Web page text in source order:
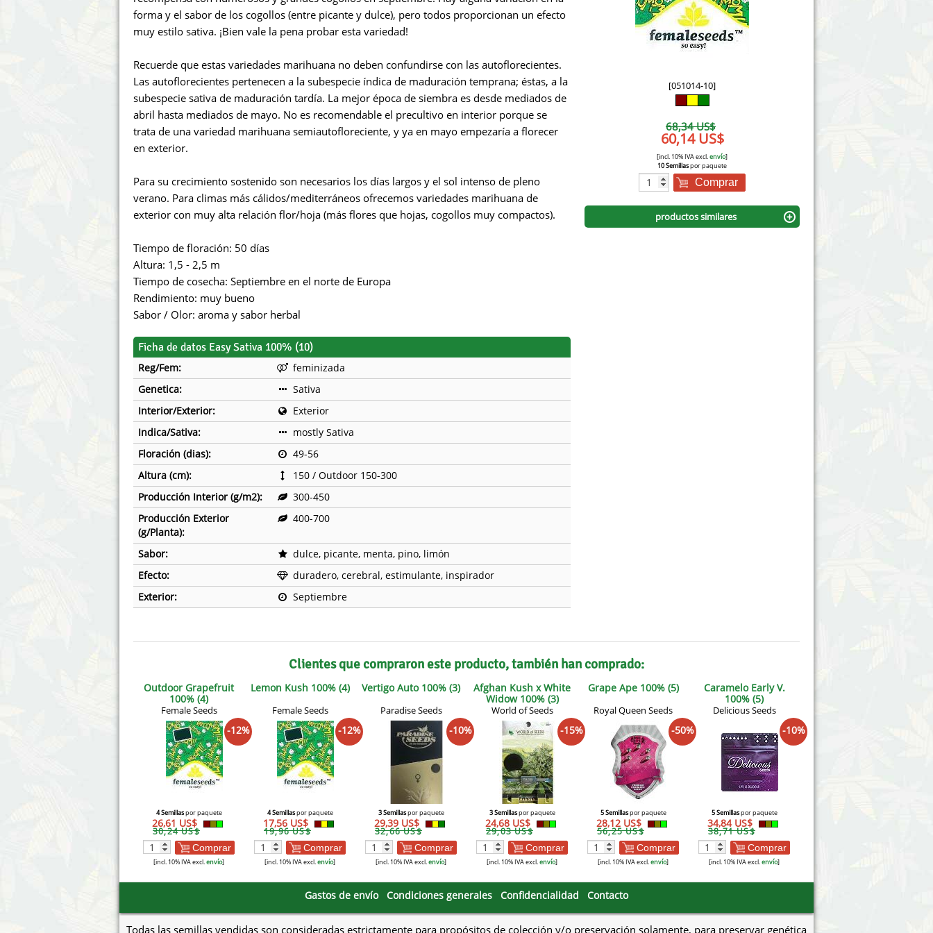
Annabelle´s Garden
Barney's Farm
Blimburn Seeds
Bulk Seed Bank
Bulldog Seeds
Fast Buds
Female Seeds
G13 Labs
Genehtik Seeds
Green Bodhi
Mallorca Seeds
Medical Seeds Co.
Ministry of Cannabis
Paradise Seeds
Seed Stockers
Silent Seeds
Söllner - Vadda's Marijuanabam
Strain Hunters Seedbank
Victory Seeds
Vision Seeds
World of Seeds
CBD Cañamo Industrial
forma y el sabor de los cogollos (entre picante y dulce), pero todos proporcionan un efecto
muy estilo sativa. ¡Bien vale la pena probar esta variedad!
Recuerde que estas variedades marihuana no deben confundirse con las autoflorecientes.
Las autoflorecientes pertenecen a la subespecie índica de maduración temprana; éstas, a la
subespecie sativa de maduración tardía. La mejor época de siembra es desde mediados de
abril hasta mediados de mayo. No es recomendable el precultivo en interior porque se
trata de una variedad marihuana semiautofloreciente, y ya en mayo empezaría a florecer
en exterior.
Para su crecimiento sostenido son necesarios los días largos y el sol intenso de pleno
verano. Para climas más cálidos/mediterráneos ofrecemos variedades marihuana de
exterior con muy alta relación flor/hoja (más flores que hojas, cogollos muy compactos).
Tiempo de floración: 50 días
Altura: 1,5 - 2,5 m
Tiempo de cosecha: Septiembre en el norte de Europa
Rendimiento: muy bueno
Sabor / Olor: aroma y sabor herbal
Ficha de datos Easy Sativa 100% (10)
Reg/Fem:
feminizada
Genetica:
Sativa
Interior/Exterior:
Exterior
Indica/Sativa:
mostly Sativa
Floración (dias):
49-56
Altura (cm):
150 / Outdoor 150-300
Producción Interior (g/m2):
300-450
Producción Exterior
(g/Planta):
400-700
Sabor:
dulce, picante, menta, pino, limón
Efecto:
duradero, cerebral, estimulante, inspirador
Exterior:
Septiembre
[051014-10]
68,34 US$
60,14 US$
[incl. 10% IVA excl.envío]
10 Semillaspor paquete
Comprar
productos similares
Clientes que compraron este producto, también han comprado:
Outdoor Grapefruit
100% (4)
Female Seeds
-12%
4 Semillaspor paquete
26,61 US$
30,24 US$
Comprar
[incl. 10% IVA excl.envío]
Lemon Kush 100% (4)
Female Seeds
-12%
4 Semillaspor paquete
17,56 US$
19,96 US$
Comprar
[incl. 10% IVA excl.envío]
Vertigo Auto 100% (3)
Paradise Seeds
-10%
3 Semillaspor paquete
29,39 US$
32,66 US$
Comprar
[incl. 10% IVA excl.envío]
Afghan Kush x White
Widow 100% (3)
World of Seeds
-15%
3 Semillaspor paquete
24,68 US$
29,03 US$
Comprar
[incl. 10% IVA excl.envío]
Grape Ape 100% (5)
Royal Queen Seeds
-50%
5 Semillaspor paquete
28,12 US$
56,25 US$
Comprar
[incl. 10% IVA excl.envío]
Caramelo Early V.
100% (5)
Delicious Seeds
-10%
5 Semillaspor paquete
34,84 US$
38,71 US$
Comprar
[incl. 10% IVA excl.envío]
Gastos de envío Condiciones generales Confidencialidad Contacto
Todas las semillas vendidas son consideradas estrictamente para propósitos de colección y/o preservación solamente, para preservar genética